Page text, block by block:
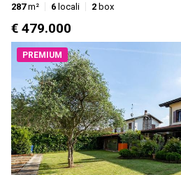
287m² 6 locali 2 box
€ 479.000
PREMIUM